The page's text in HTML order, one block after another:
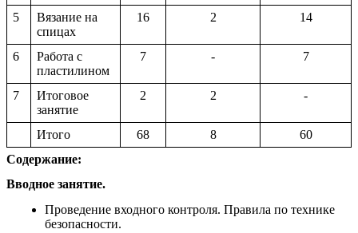
5
Вязание на
спицах
16 2 14
6
Работа с
пластилином
7 - 7
7
Итоговое
занятие
2 2 -
Итого 68 8
60
Содержание:
Вводное занятие.
Проведение входного контроля. Правила по технике
безопасности.